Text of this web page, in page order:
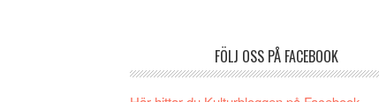
FÖLJ OSS PÅ FACEBOOK